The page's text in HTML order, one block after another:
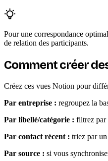
Pour une correspondance
de relation des participants.
Comment créer
Créez ces vues Notion pour
Par entreprise : regroupez la
Par libellé/catégorie : filtrez par
Par contact récent : triez par
Par source : si vous